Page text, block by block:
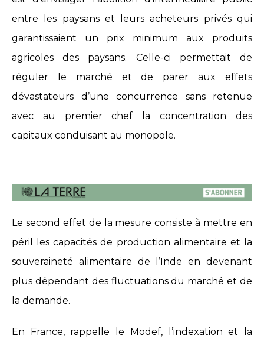
entre les paysans et leurs acheteurs privés qui
garantissaient un prix minimum aux produits
agricoles des paysans. Celle-ci permettait de
réguler le marché et de parer aux effets
dévastateurs d’une concurrence sans retenue
avec au premier chef la concentration des
capitaux conduisant au monopole.
Le second effet de la mesure consiste à mettre en
péril les capacités de production alimentaire et la
souveraineté alimentaire de l’Inde en devenant
plus dépendant des fluctuations du marché et de
la demande.
En France, rappelle le Modef, l’indexation et la